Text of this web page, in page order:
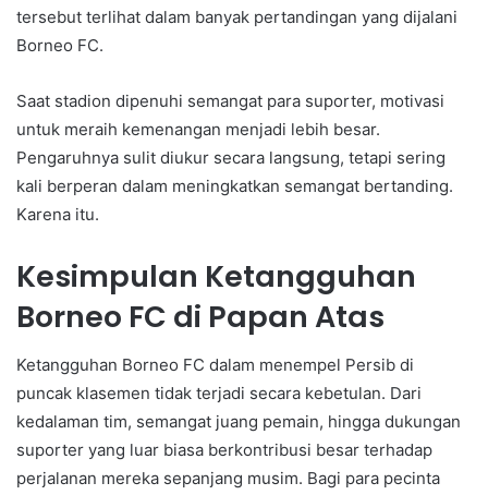
tersebut terlihat dalam banyak pertandingan yang dijalani
Borneo FC.
Saat stadion dipenuhi semangat para suporter, motivasi
untuk meraih kemenangan menjadi lebih besar.
Pengaruhnya sulit diukur secara langsung, tetapi sering
kali berperan dalam meningkatkan semangat bertanding.
Karena itu.
Kesimpulan Ketangguhan
Borneo FC di Papan Atas
Ketangguhan Borneo FC dalam menempel Persib di
puncak klasemen tidak terjadi secara kebetulan. Dari
kedalaman tim, semangat juang pemain, hingga dukungan
suporter yang luar biasa berkontribusi besar terhadap
perjalanan mereka sepanjang musim. Bagi para pecinta